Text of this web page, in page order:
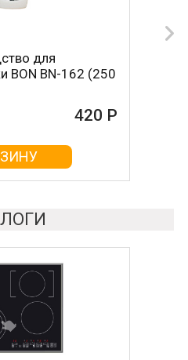
для
BON BN-162 (250
420 Р
за
BON BN-603